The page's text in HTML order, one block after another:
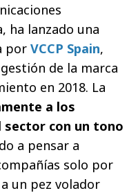
ha lanzado una
por VCCP Spain,
de la marca
en 2018. La
a los
con un tono
a pensar a
solo por
un pez volador